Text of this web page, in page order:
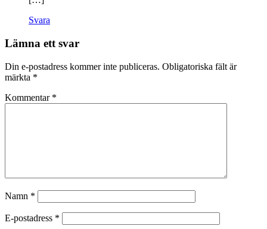
Svara
Lämna ett svar
Din e-postadress kommer inte publiceras. Obligatoriska fält är
märkta *
Kommentar *
Namn *
E-postadress *